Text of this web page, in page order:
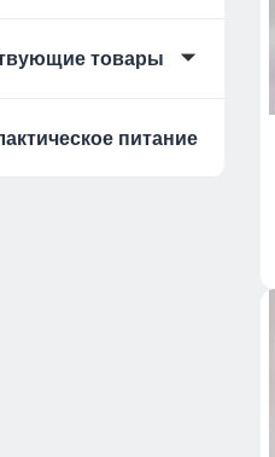
товары 🞃
питание